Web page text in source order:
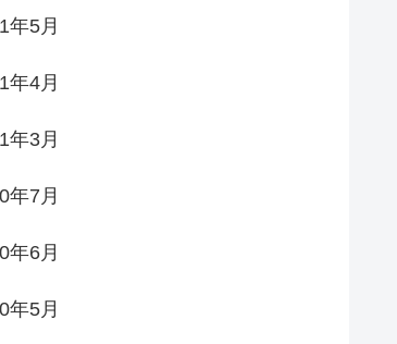
年5月
年4月
年3月
年7月
年6月
年5月